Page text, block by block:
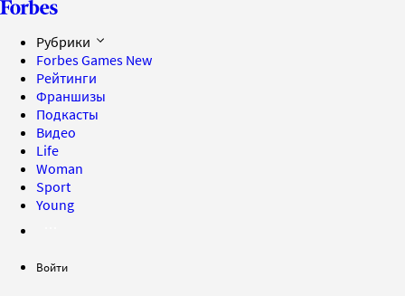
Рубрики
Forbes Games New
Рейтинги
Франшизы
Подкасты
Видео
Life
Woman
Sport
Young
Войти